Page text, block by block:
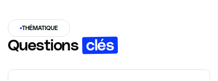
THÉMATIQUE
Questions clés